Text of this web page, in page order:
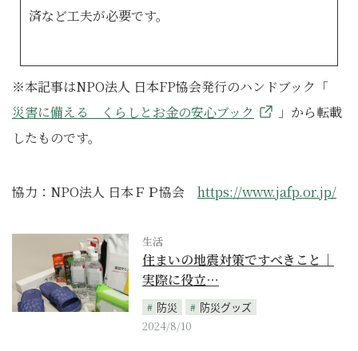
済など工夫が必要です。
※本記事はNPO法人 日本FP協会発行のハンドブック「
災害に備える くらしとお金の安心ブック
」から転載
したものです。
協力：NPO法人 日本ＦＰ協会 https://www.jafp.or.jp/
生活
住まいの地震対策ですべきこと｜
実際に役立…
防災
防災グッズ
2024/8/10